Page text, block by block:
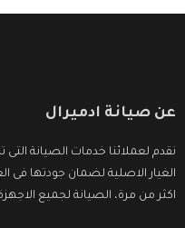
عن صيانة ادميرال
نقدم لعملائنا خدمات الصيانة
الغيار الاصلية لضمان جودتها
اكثر من مرة، الصيانة لجميع